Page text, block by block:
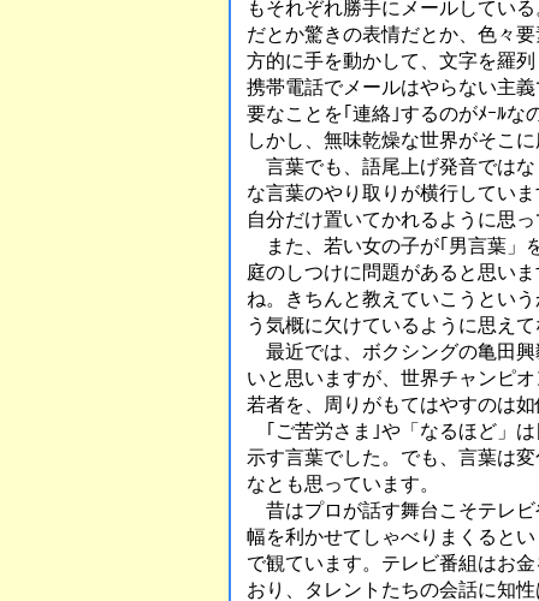
もそれぞれ勝手にメールしてい
だとか驚きの表情だとか、色々
方的に手を動かして、文字を羅
携帯電話でメールはやらない主
要なことを｢連絡｣するのがﾒｰﾙな
しかし、無味乾燥な世界がそこ
言葉でも、語尾上げ発音ではな
な言葉のやり取りが横行してい
自分だけ置いてかれるように思
また、若い女の子が｢男言葉」
庭のしつけに問題があると思い
ね。きちんと教えていこうとい
う気概に欠けているように思え
最近では、ボクシングの亀田
いと思いますが、世界チャンピ
若者を、周りがもてはやすのは
｢ご苦労さま｣や「なるほど」
示す言葉でした。でも、言葉は
なとも思っています。
昔はプロが話す舞台こそテレ
幅を利かせてしゃべりまくると
で観ています。テレビ番組はお
おり、タレントたちの会話に知